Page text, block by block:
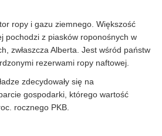
ropy i gazu ziemnego. Większość
pochodzi z piasków roponośnych w
zwłaszcza Alberta. Jest wśród państw
rezerwami ropy naftowej.
zdecydowały się na
gospodarki, którego wartość
rocznego PKB.